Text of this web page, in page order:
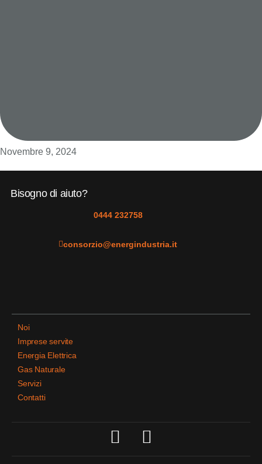
Novembre 9, 2024
Bisogno di aiuto?
0444 232758
consorzio@energindustria.it
Noi
Imprese servite
Energia Elettrica
Gas Naturale
Servizi
Contatti